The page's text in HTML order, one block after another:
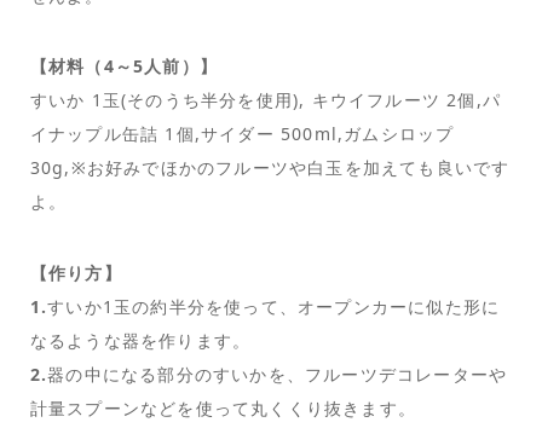
【材料（4～5人前）】
すいか 1玉(そのうち半分を使用), キウイフルーツ 2個,パ
イナップル缶詰 1個,サイダー 500ml,ガムシロップ
30g,※お好みでほかのフルーツや白玉を加えても良いです
よ。
【作り方】
1.すいか1玉の約半分を使って、オープンカーに似た形に
なるような器を作ります。
2.器の中になる部分のすいかを、フルーツデコレーターや
計量スプーンなどを使って丸くくり抜きます。